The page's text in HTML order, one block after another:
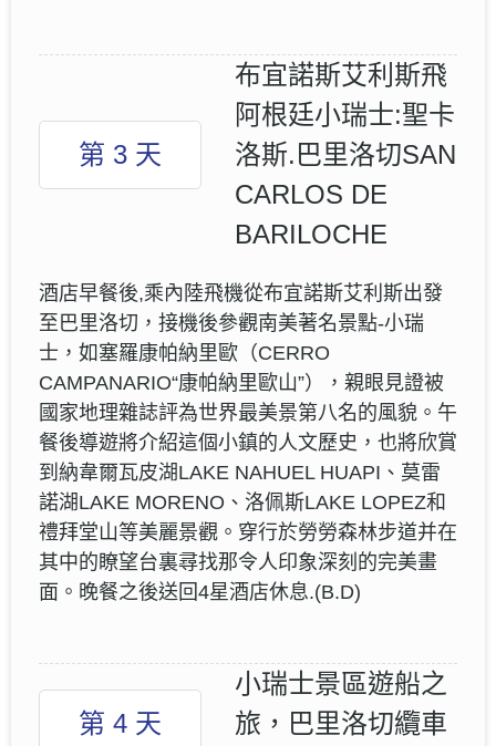
第 3 天
布宜諾斯艾利斯飛
阿根廷小瑞士:聖卡
洛斯.巴里洛切SAN
CARLOS DE
BARILOCHE
酒店早餐後,乘內陸飛機從布宜諾斯艾利斯出發
至巴里洛切，接機後參觀南美著名景點-小瑞
士，如塞羅康帕納里歐（CERRO
CAMPANARIO“康帕納里歐山”），親眼見證被
國家地理雜誌評為世界最美景第八名的風貌。午
餐後導遊將介紹這個小鎮的人文歷史，也將欣賞
到納韋爾瓦皮湖LAKE NAHUEL HUAPI、莫雷
諾湖LAKE MORENO、洛佩斯LAKE LOPEZ和
禮拜堂山等美麗景觀。穿行於勞勞森林步道并在
其中的瞭望台裏尋找那令人印象深刻的完美畫
面。晚餐之後送回4星酒店休息.(B.D)
第 4 天
小瑞士景區遊船之
旅，巴里洛切纜車